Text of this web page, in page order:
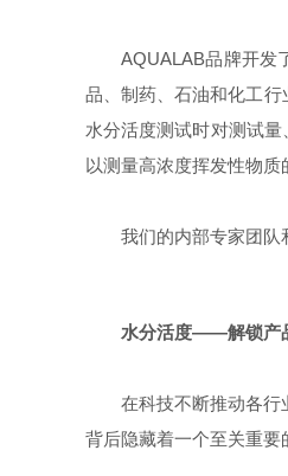
AQUALAB品牌开发
品、制药、石油和化工行
水分活度测试时对测试量
以测量高浓度挥发性物质
我们的内部专家团队
水分活度——解锁产
在科技不断推动各行
背后隐藏着一个至关重要